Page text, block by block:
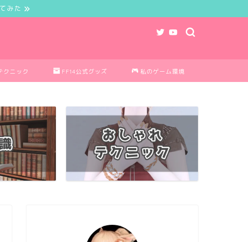
みた
クニック FF14公式グッズ 私のゲーム環境